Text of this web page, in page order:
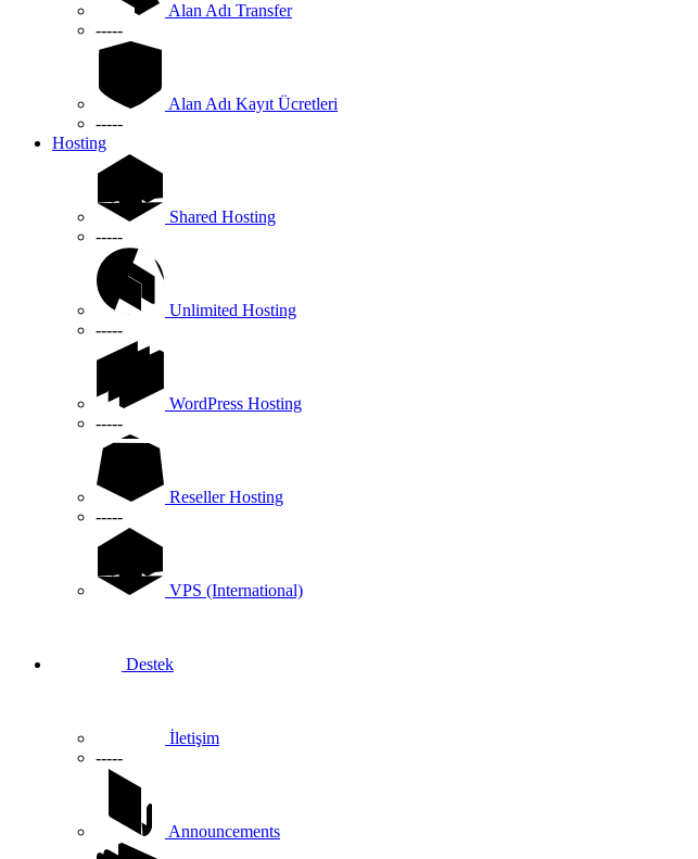
Alan Adı Transfer
-----
Alan Adı Kayıt Ücretleri
-----
Hosting
Shared Hosting
-----
Unlimited Hosting
-----
WordPress Hosting
-----
Reseller Hosting
-----
VPS (International)
Destek
İletişim
-----
Announcements